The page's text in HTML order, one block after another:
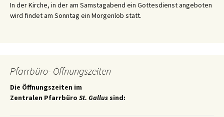
In der Kirche, in der am Samstagabend ein Gottesdienst angeboten
wird findet am Sonntag ein Morgenlob statt.
Pfarrbüro- Öffnungszeiten
Die Öffnungszeiten im
Zentralen Pfarrbüro St. Gallus sind: